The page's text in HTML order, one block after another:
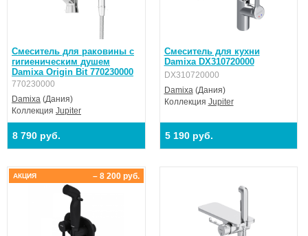
Смеситель для раковины с
гигиеническим душем
Damixa Origin Bit 770230000
770230000
Damixa (Дания)
Коллекция Jupiter
8 790 руб.
Смеситель для кухни
Damixa DX310720000
DX310720000
Damixa(Дания)
Коллекция Jupiter
5 190 руб.
– 8 200 руб.
АКЦИЯ